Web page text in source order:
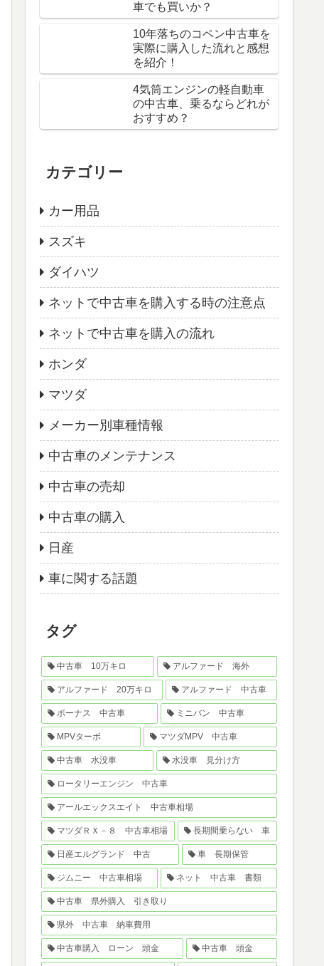
車でも買いか？
10年落ちのコペン中古車を
実際に購入した流れと感想
を紹介！
4気筒エンジンの軽自動車
の中古車、乗るならどれが
おすすめ？
カテゴリー
カー用品
スズキ
ダイハツ
ネットで中古車を購入する時の注意点
ネットで中古車を購入の流れ
ホンダ
マツダ
メーカー別車種情報
中古車のメンテナンス
中古車の売却
中古車の購入
日産
車に関する話題
タグ
中古車 10万キロ アルファード 海外
アルファード 20万キロ アルファード 中古車
ボーナス 中古車 ミニバン 中古車
MPVターボ マツダMPV 中古車
中古車 水没車 水没車 見分け方
ロータリーエンジン 中古車
アールエックスエイト 中古車相場
マツダＲＸ－８ 中古車相場 長期間乗らない 車
日産エルグランド 中古 車 長期保管
ジムニー 中古車相場 ネット 中古車 書類
中古車 県外購入 引き取り
県外 中古車 納車費用
中古車購入 ローン 頭金 中古車 頭金